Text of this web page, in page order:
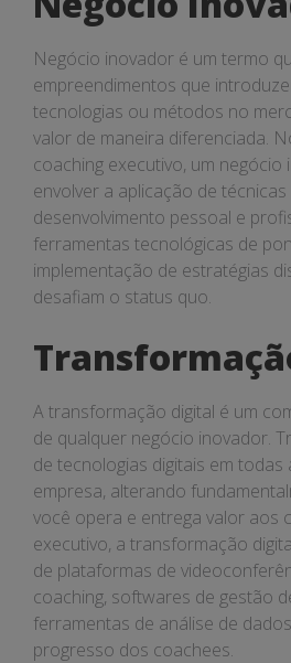
Negócio inovador é um termo
empreendimentos que
tecnologias ou métodos no
valor de maneira diferenciada.
coaching executivo, um negócio
envolver a aplicação de
desenvolvimento pessoal e
ferramentas tecnológicas de
implementação de estratégias
desafiam o status quo.
A transformação digital é um
de qualquer negócio inovador.
de tecnologias digitais em todas
empresa, alterando
você opera e entrega valor aos
executivo, a transformação
de plataformas de
coaching, softwares de gestão
ferramentas de análise de
progresso dos coachees.